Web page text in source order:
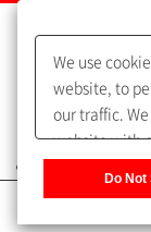
よくあるご
We use
website, to
our traffic.
website with
Do